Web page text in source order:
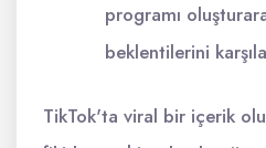
programı
beklentilerini
TikTok'ta viral bir içerik